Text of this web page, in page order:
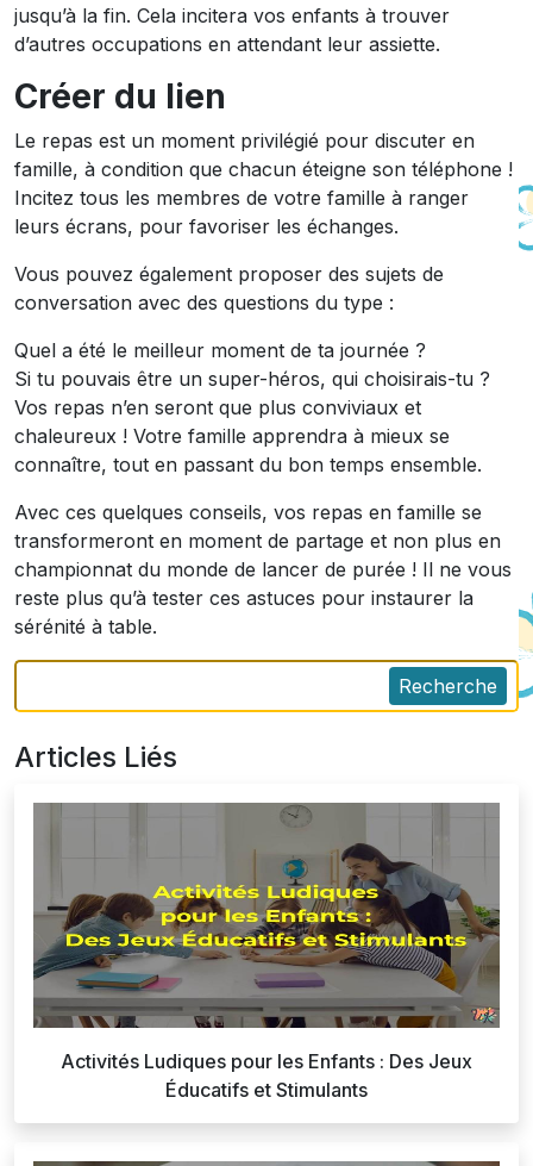
jusqu’à la fin. Cela incitera vos enfants à trouver
d’autres occupations en attendant leur assiette.
Créer du lien
Le repas est un moment privilégié pour discuter en
famille, à condition que chacun éteigne son téléphone !
Incitez tous les membres de votre famille à ranger
leurs écrans, pour favoriser les échanges.
Vous pouvez également proposer des sujets de
conversation avec des questions du type :
Quel a été le meilleur moment de ta journée ?
Si tu pouvais être un super-héros, qui choisirais-tu ?
Vos repas n’en seront que plus conviviaux et
chaleureux ! Votre famille apprendra à mieux se
connaître, tout en passant du bon temps ensemble.
Avec ces quelques conseils, vos repas en famille se
transformeront en moment de partage et non plus en
championnat du monde de lancer de purée ! Il ne vous
reste plus qu’à tester ces astuces pour instaurer la
sérénité à table.
Recherche
Articles Liés
Activités Ludiques pour les Enfants : Des Jeux
Éducatifs et Stimulants